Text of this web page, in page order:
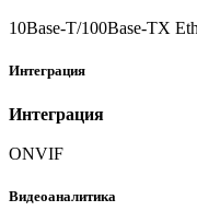
10Base-T/100Base-TX
Интеграция
Интеграция
ONVIF
Видеоаналитика